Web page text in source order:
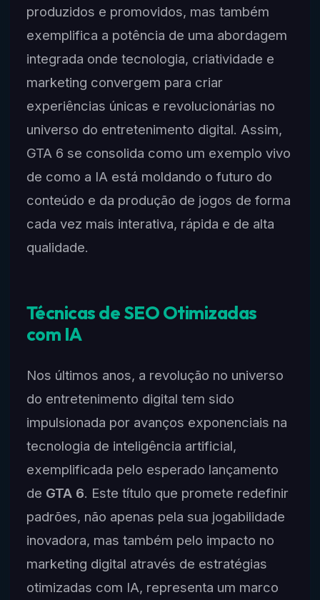
produzidos e promovidos, mas também
exemplifica a potência de uma abordagem
integrada onde tecnologia, criatividade e
marketing convergem para criar
experiências únicas e revolucionárias no
universo do entretenimento digital. Assim,
GTA 6 se consolida como um exemplo vivo
de como a IA está moldando o futuro do
conteúdo e da produção de jogos de forma
cada vez mais interativa, rápida e de alta
qualidade.
Técnicas de SEO Otimizadas
com IA
Nos últimos anos, a revolução no universo
do entretenimento digital tem sido
impulsionada por avanços exponenciais na
tecnologia de inteligência artificial,
exemplificada pelo esperado lançamento
de GTA 6. Este título que promete redefinir
padrões, não apenas pela sua jogabilidade
inovadora, mas também pelo impacto no
marketing digital através de estratégias
otimizadas com IA, representa um marco